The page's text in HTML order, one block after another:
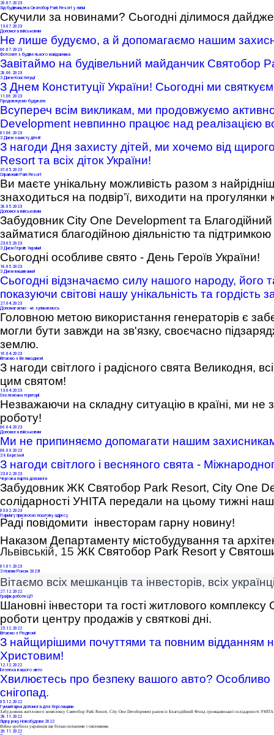
20.07.2023
Хід будівництва Святобор Park Resort у липні
Скучили за новинами? Сьогодні ділимося
13.07.2023
Допомога військовим
Не лише будуємо, а й допомагаємо нашим
06.07.2023
Фотозвіт з будівельного майданчика
Завітаймо на будівельний майданчик Святобор
28.06.2023
З Днем Конституції
З Днем Конституції України! Сьогодні ми
11 .06.2023
Продовжуємо будувати
Всупереч всім викликам, ми продовжуємо
Development невпинно працює над реалізацією
01 .06.2023
З Днем захисту дітей!
З нагоди Дня захисту дітей, ми хочемо від
Resort та всіх діток України!
31 .05.2023
Справжній Park Resort
Ви маєте унікальну можливість разом з
знаходиться на подвір’ї, виходити на
28.05.2023
Допомога військовим
Забудовник City One Development та
займатися благодійною діяльністю та
23.05.2023
З Днем Героїв України!
Сьогодні особливе свято - День Героїв України!
18.05.2023
З Днем вишиванки!
Сьогодні відзначаємо силу нашого народу, його
показуючи світові нашу унікальність та гордість
27.04.2023
Допомагаємо - не зупиняємось
Головною метою використання генераторів є
могли бути завжди на зв'язку, своєчасно
землю.
16.04.2023
Вітаємо з Великоднем!
З нагоди світлого і радісного свята Великодня,
цим святом!
13.04.2023
Озеленення території
Незважаючи на складну ситуацію в країні, ми
роботу!
06.04.2023
Допомога військовим
Ми не припиняємо допомагати нашим
08.03.2023
З 8 Березня!
З нагоди світлого і весняного свята -
23.02.2023
Чергова партія допомоги
Забудовник ЖК Святобор Park Resort, City One
солідарності УНІТА передали на цьому тижні
03.02.2023
Паркінгу присвоєно поштову адресу
Раді повідомити інвесторам гарну новину!
Наказом Департаменту містобудування та
Львівській, 15 ЖК Святобор Park Resort у
01 .01.2023
З Новим Роком 2023!
Вітаємо всіх мешканців та інвесторів, всіх
27.12.2022
Графік роботи ЦП
Шановні інвестори та гості житлового
роботи центру продажів у святкові дні.
25.12.2022
Вітаємо з Різдвом!
З найщирішими почуттями та повним відданням
Христовим!
12.12.2022
Безпека вашого авто
Хвилюєтесь про безпеку вашого авто? Особливо
снігопад.
05.12.2022
Гуманітарна допомога для Херсонщини
Забудовник житлового комплексу Святобор Park Resort, City One Development разом із Благодійний Фонд громадянської солідарності УНІТА
28.11.2022
Лідер року Новобудови 2022
Війна зробила українців ще більш сильними і сміливими.
20.11.2022